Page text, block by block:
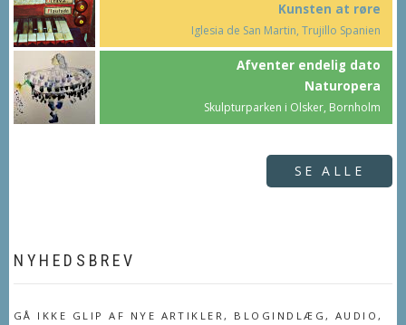
Kunsten at røre
Iglesia de San Martin, Trujillo Spanien
Afventer endelig dato
Naturopera
Skulpturparken i Olsker, Bornholm
SE ALLE
NYHEDSBREV
GÅ IKKE GLIP AF NYE ARTIKLER, BLOGINDLÆG, AUDIO,